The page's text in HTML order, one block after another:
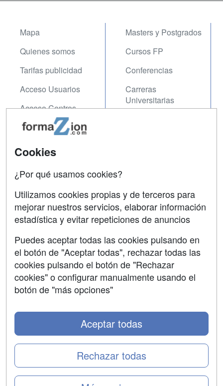
Mapa
Quienes somos
Tarifas publicidad
Acceso Usuarios
Acceso Centros
Masters y Postgrados
Cursos FP
Conferencias
Carreras
Universitarias
Contactar
Copyleft
Grupo formazion:
Copyright 2000-2026 Formazion Web, S.L. - Calle
Cookies
¿Por qué usamos cookies?
Utilizamos cookies propias y de terceros para
mejorar nuestros servicios, elaborar información
estadística y evitar repeticiones de anuncios
Puedes aceptar todas las cookies pulsando en
el botón de "Aceptar todas", rechazar todas las
cookies pulsando el botón de "Rechazar
cookies" o configurar manualmente usando el
botón de "más opciones"
Rechazar todas
Aceptar todas